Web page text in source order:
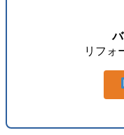
リフォ